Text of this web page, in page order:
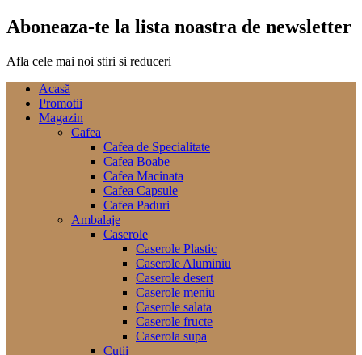
Aboneaza-te la lista noastra de newsletter
Afla cele mai noi stiri si reduceri
Acasă
Promotii
Magazin
Cafea
Cafea de Specialitate
Cafea Boabe
Cafea Macinata
Cafea Capsule
Cafea Paduri
Ambalaje
Caserole
Caserole Plastic
Caserole Aluminiu
Caserole desert
Caserole meniu
Caserole salata
Caserole fructe
Caserola supa
Cutii